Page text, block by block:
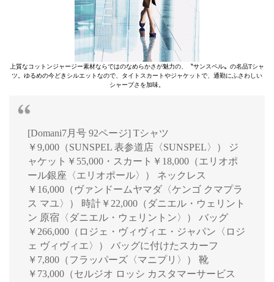
上質なコットンジャージー素材ならではのなめらかさが魅力の、〝サンスペル〟の名品Tシャ
ツ。ゆるめの今どきシルエットなので、タイトスカートやジャケットで、通勤にふさわしい
シャープさを加味。
[Domani7月号 92ページ] Tシャツ
￥9,000（SUNSPEL 表参道店〈SUNSPEL〉） ジ
ャケット￥55,000・スカート￥18,000（エリオポ
ール銀座〈エリオポール〉） ネックレス
￥16,000（ヴァンドームヤマダ〈ケンゴ クマプラ
ス マユ〉） 時計￥22,000（ダニエル・ウェリント
ン 原宿〈ダニエル・ウェリントン〉） バッグ
￥266,000（ロジェ・ヴィヴィエ・ジャパン〈ロジ
ェ ヴィヴィエ〉） バッグに付けたスカーフ
￥7,800（フラッパーズ〈マニプリ〉） 靴
￥73,000（セルジオ ロッシ カスタマーサービス